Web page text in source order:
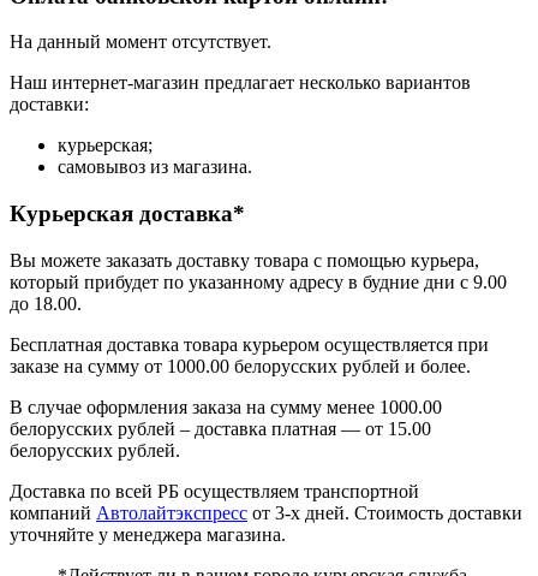
На данный момент отсутствует.
Наш интернет-магазин предлагает несколько вариантов
доставки:
курьерская;
самовывоз из магазина.
Курьерская доставка*
Вы можете заказать доставку товара с помощью курьера,
который прибудет по указанному адресу в будние дни с 9.00
до 18.00.
Бесплатная доставка товара курьером осуществляется при
заказе на сумму от 1000.00 белорусских рублей и более.
В случае оформления заказа на сумму менее 1000.00
белорусских рублей – доставка платная — от 15.00
белорусских рублей.
Доставка по всей РБ осуществляем транспортной
компаний Автолайтэкспресс от 3-х дней. Стоимость доставки
уточняйте у менеджера магазина.